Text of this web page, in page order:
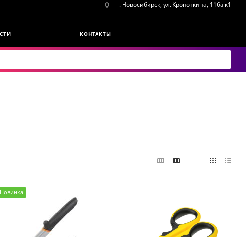
г. Новосибирск, ул. Кропоткина, 116а к1
КОНТАКТЫ
Новинка